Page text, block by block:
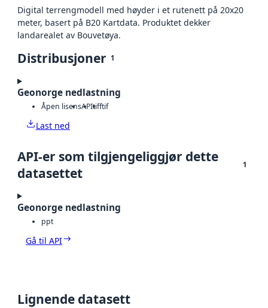
Digital terrengmodell med høyder i et rutenett på 20x20
meter, basert på B20 Kartdata. Produktet dekker
landarealet av Bouvetøya.
Distribusjoner 1
Geonorge nedlastning
Åpen lisensAPItifftif
Last ned
API-er som tilgjengeliggjør dette
datasettet
1
Geonorge nedlastning
ppt
Gå til API
Lignende datasett